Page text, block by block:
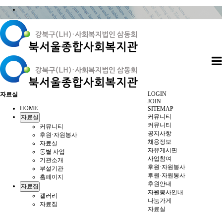
LOGIN
JOIN
SITEMAP
커뮤니티
커뮤니티
공지사항
채용정보
자유게시판
사업참여
후원·자원봉사
후원·자원봉사
후원안내
자원봉사안내
나눔가게
자료실
자료실
HOME
자료실
커뮤니티
후원·자원봉사
자료실
동별 사업
기관소개
부설기관
홈페이지
자료집
갤러리
자료집